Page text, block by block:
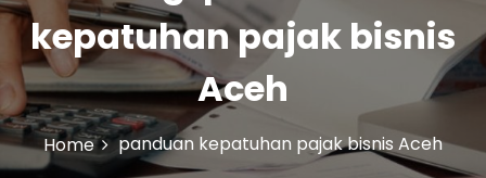
kepatuhan pajak bisnis
Aceh
Home panduan kepatuhan pajak bisnis Aceh